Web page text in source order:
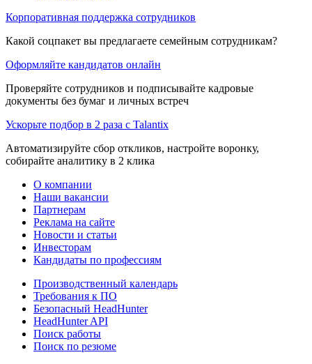
Корпоративная поддержка сотрудников
Какой соцпакет вы предлагаете семейным сотрудникам?
Оформляйте кандидатов онлайн
Проверяйте сотрудников и подписывайте кадровые
документы без бумаг и личных встреч
Ускорьте подбор в 2 раза с Talantix
Автоматизируйте сбор откликов, настройте воронку,
собирайте аналитику в 2 клика
О компании
Наши вакансии
Партнерам
Реклама на сайте
Новости и статьи
Инвесторам
Кандидаты по профессиям
Производственный календарь
Требования к ПО
Безопасный HeadHunter
HeadHunter API
Поиск работы
Поиск по резюме